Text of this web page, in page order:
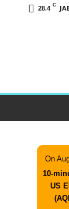
28.4 C
On
10-
US